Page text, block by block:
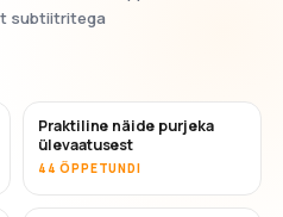
subtiitritega
Praktiline näide purjeka
ülevaatusest
44 ÕPPETUNDI